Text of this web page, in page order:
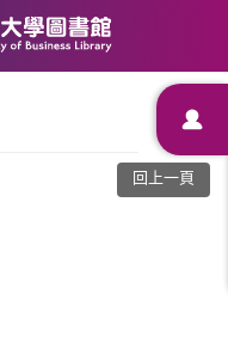
回上一頁